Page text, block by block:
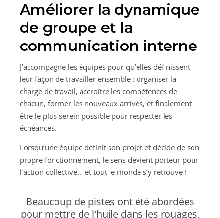
Améliorer la dynamique
de groupe et la
communication interne
J’accompagne les équipes pour qu’elles définissent
leur façon de travailler ensemble : organiser la
charge de travail, accroître les compétences de
chacun, former les nouveaux arrivés, et finalement
être le plus serein possible pour respecter les
échéances.
Lorsqu’une équipe définit son projet et décide de son
propre fonctionnement, le sens devient porteur pour
l’action collective… et tout le monde s’y retrouve !
Beaucoup de pistes ont été abordées
pour mettre de l'huile dans les rouages,